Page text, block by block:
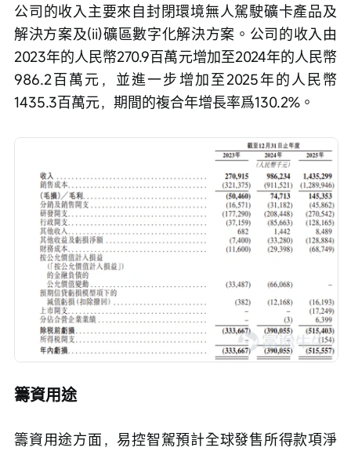
公司的收入主要來自封閉環境無人駕駛礦卡產品及
解決方案及(ii)礦區數字化解決方案。公司的收入由
2023年的人民幣270.9百萬元增加至2024年的人民幣
986.2百萬元，並進一步增加至2025年的人民幣
1435.3百萬元，期間的複合年增長率爲130.2%。
籌資用途
籌資用途方面，易控智駕預計全球發售所得款項淨